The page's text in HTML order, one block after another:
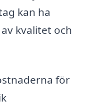
kan ha
kvalitet och
för